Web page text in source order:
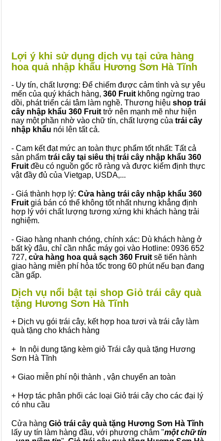
Lợi ý khi sử dụng dịch vụ tại cửa hàng
hoa quả nhập khẩu Hương Sơn Hà Tĩnh
- Uy tín, chất lượng: Để chiếm được cảm tình và sự yêu
mến của quý khách hàng, 360 Fruit không ngừng trao
dồi, phát triển cái tâm làm nghề. Thương hiệu shop trái
cây nhập khẩu 360 Fruit trở nên mạnh mẽ như hiện
nay một phần nhờ vào chữ tín, chất lượng của trái cây
nhập khẩu nói lên tất cả.
- Cam kết đạt mức an toàn thực phẩm tốt nhất: Tất cả
sản phẩm trái cây tại siêu thị trái cây nhập khẩu 360
Fruit đều có nguồn gốc rõ ràng và được kiểm định thực
vật đầy đủ của Vietgap, USDA,...
- Giá thành hợp lý: Cửa hàng trái cây nhập khẩu 360
Fruit giá bán có thể không tốt nhất nhưng khẳng định
hợp lý với chất lượng tương xứng khi khách hàng trải
nghiệm.
- Giao hàng nhanh chóng, chính xác: Dù khách hàng ở
bất kỳ đâu, chỉ cần nhắc máy gọi vào Hotline: 0936 652
727, cửa hàng hoa quả sạch 360 Fruit sẽ tiến hành
giao hàng miễn phí hỏa tốc trong 60 phút nếu bạn đang
cần gấp.
Dịch vụ nổi bật tại shop Giỏ trái cây quà
tặng Hương Sơn Hà Tĩnh
+ Dịch vụ gói trái cây, kết hợp hoa tươi và trái cây làm
quà tặng cho khách hàng
+ In nội dung tặng kèm giỏ Trái cây quà tặng Hương
Sơn Hà Tĩnh
+ Giao miễn phí nội thành , vận chuyển an toàn
+ Hợp tác phân phối các loại Giỏ trái cây cho các đại lý
có nhu cầu
Cửa hàng Giỏ trái cây quà tặng Hương Sơn Hà Tĩnh
lấy uy tín làm hàng đầu, với phương châm "một chữ tín